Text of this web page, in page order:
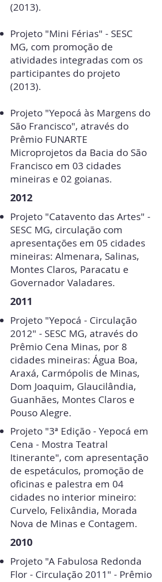
(2013).
Projeto "Mini Férias" - SESC
MG, com promoção de
atividades integradas com os
participantes do projeto
(2013).
Projeto "Yepocá às Margens do
São Francisco", através do
Prêmio FUNARTE
Microprojetos da Bacia do São
Francisco em 03 cidades
mineiras e 02 goianas.
2012
Projeto "Catavento das Artes" -
SESC MG, circulação com
apresentações em 05 cidades
mineiras: Almenara, Salinas,
Montes Claros, Paracatu e
Governador Valadares.
2011
Projeto "Yepocá - Circulação
2012" - SESC MG, através do
Prêmio Cena Minas, por 8
cidades mineiras: Água Boa,
Araxá, Carmópolis de Minas,
Dom Joaquim, Glaucilândia,
Guanhães, Montes Claros e
Pouso Alegre.
Projeto "3ª Edição - Yepocá em
Cena - Mostra Teatral
Itinerante", com apresentação
de espetáculos, promoção de
oficinas e palestra em 04
cidades no interior mineiro:
Curvelo, Felixândia, Morada
Nova de Minas e Contagem.
2010
Projeto "A Fabulosa Redonda
Flor - Circulação 2011" - Prêmio